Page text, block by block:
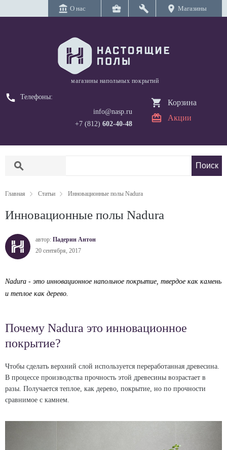
account_balance О нас business_center build location_on Магазины
магазины напольных покрытий
call
Телефоны:
info@nasp.ru
+7 (812) 602-40-48
Корзина
Акции
search
Главная Статьи Инновационные полы Nadura
Инновационные полы Nadura
автор: Падерин Антон
20 сентября, 2017
Nadura - это инновационное напольное покрытие, твердое как камень
и теплое как дерево.
Почему Nadura это инновационное
покрытие?
Чтобы сделать верхний слой используется переработанная древесина.
В процессе производства прочность этой древесины возрастает в
разы. Получается теплое, как дерево, покрытие, но по прочности
сравнимое с камнем.